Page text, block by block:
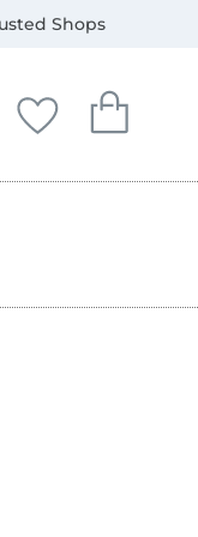
Shops
Konto
Deine
Du hast keine
Dein
Du hast